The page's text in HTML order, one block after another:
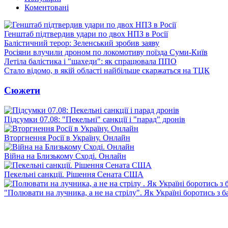
Коментовані
Генштаб підтвердив удари по двох НПЗ в Росії
Балістичний терор: Зеленський зробив заяву
Росіяни влучили дроном по локомотиву поїзда Суми-Київ
Летіла балістика і "шахеди": як спрацювала ППО
Стало відомо, в якій області найбільше скаржаться на ТЦК
Сюжети
Підсумки 07.08: "Пекельні" санкції і "парад" дронів
Вторгнення Росії в Україну. Онлайн
Війна на Близькому Сході. Онлайн
Пекельні санкції. Рішення Сената США
"Полювати на лучника, а не на стрілу". Як Україні боротись з